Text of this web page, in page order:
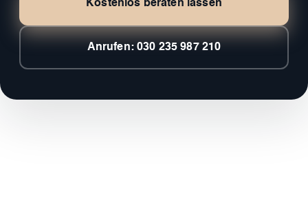
Kostenlos beraten lassen
Anrufen: 030 235 987 210